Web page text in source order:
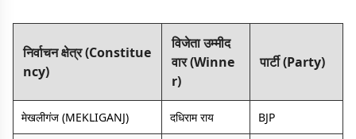
निर्वाचन क्षेत्र (Constitue
ncy)
विजेता उम्मीद
वार (Winne
r)
पार्टी (Party)
मेखलीगंज (MEKLIGANJ) दधिराम राय BJP